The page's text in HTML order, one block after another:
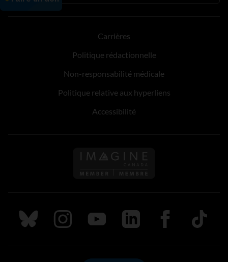
Carrières
Politique rédactionnelle
Non-responsabilité médicale
Politique relative aux hyperliens
Accessibilité
Suivez nous sur Bluesky
Suivez nous sur Instagram
Suivez nous sur Youtube
Suivez nous sur LinkedIn
Suivez nous sur
TikTok